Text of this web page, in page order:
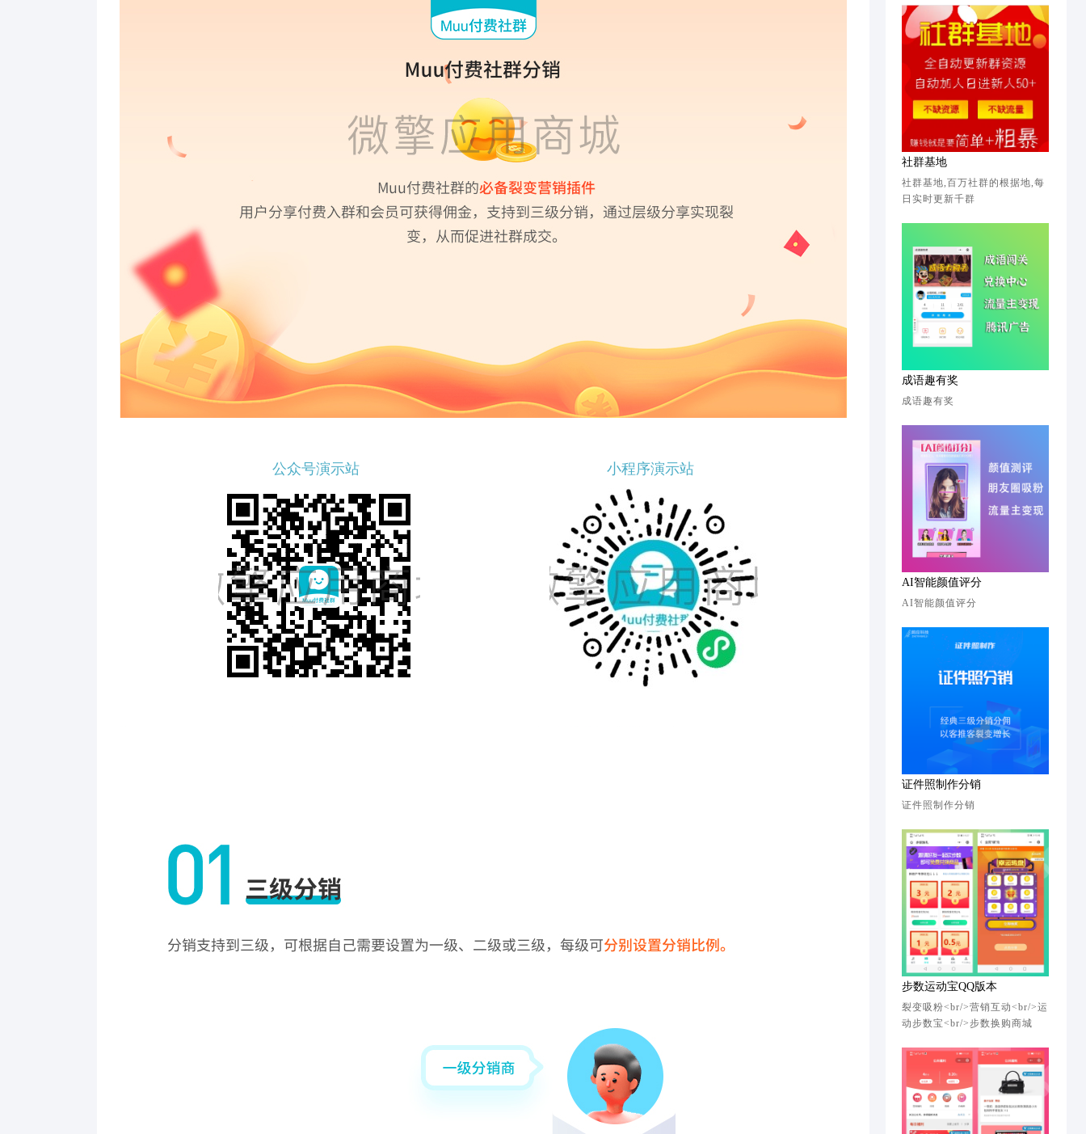
公众号演示站 小程序演示站
社群基地
社群基地,百万社群的根据地,每
日实时更新千群
成语趣有奖
成语趣有奖
AI智能颜值评分
AI智能颜值评分
证件照制作分销
证件照制作分销
步数运动宝QQ版本
裂变吸粉<br/>营销互动<br/>运
动步数宝<br/>步数换购商城